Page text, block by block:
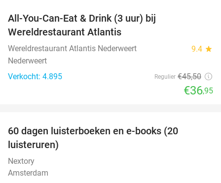
All-You-Can-Eat & Drink (3 uur) bij
Wereldrestaurant Atlantis
Wereldrestaurant Atlantis Nederweert 9.4 star
Nederweert
Verkocht: 4.895
Regulier €45,50
€36,95
60 dagen luisterboeken en e-books (20
luisteruren)
Nextory
Amsterdam